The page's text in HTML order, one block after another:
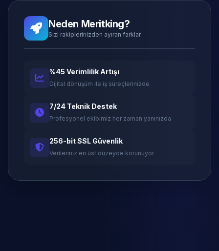
Neden Meritking?
Sizi rakiplerinizden ayıran farklar
%45 Verimlilik Artışı
Dijital dönüşüm ile iş süreçlerinizde
7/24 Teknik Destek
Profesyonel ekibimiz her zaman yanınızda
256-bit SSL Güvenlik
Verileriniz en üst düzeyde korunuyor